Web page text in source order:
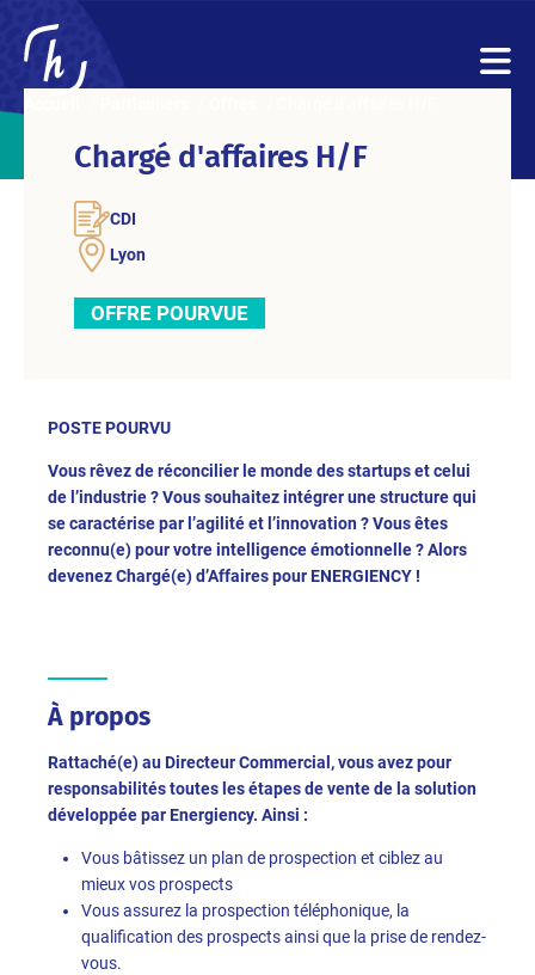
Chargé d'affaires H/F
CDI
Lyon
OFFRE POURVUE
POSTE POURVU
Vous rêvez de réconcilier le monde des startups et celui
de l’industrie ? Vous souhaitez intégrer une structure qui
se caractérise par l’agilité et l’innovation ? Vous êtes
reconnu(e) pour votre intelligence émotionnelle ? Alors
devenez Chargé(e) d’Affaires pour ENERGIENCY !
À propos
Rattaché(e) au Directeur Commercial, vous avez pour
responsabilités toutes les étapes de vente de la solution
développée par Energiency. Ainsi :
Vous bâtissez un plan de prospection et ciblez au
mieux vos prospects
Vous assurez la prospection téléphonique, la
qualification des prospects ainsi que la prise de rendez-
vous.